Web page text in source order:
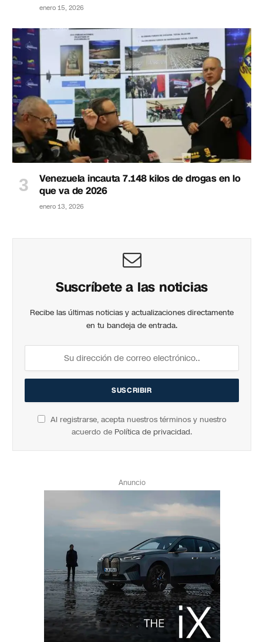
enero 15, 2026
Venezuela incauta 7.148 kilos de drogas en lo
que va de 2026
enero 13, 2026
Suscríbete a las noticias
Recibe las últimas noticias y actualizaciones directamente
en tu bandeja de entrada.
Al registrarse, acepta nuestros términos y nuestro
acuerdo de Política de privacidad.
Anuncio